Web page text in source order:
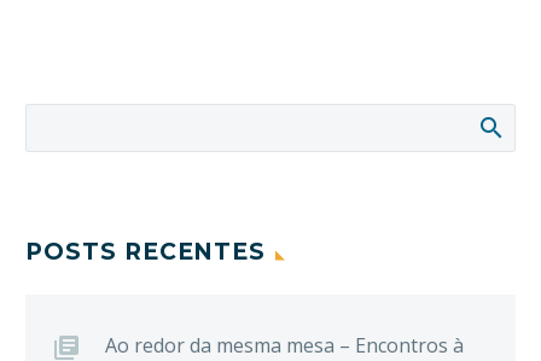
POSTS RECENTES
Ao redor da mesma mesa – Encontros à